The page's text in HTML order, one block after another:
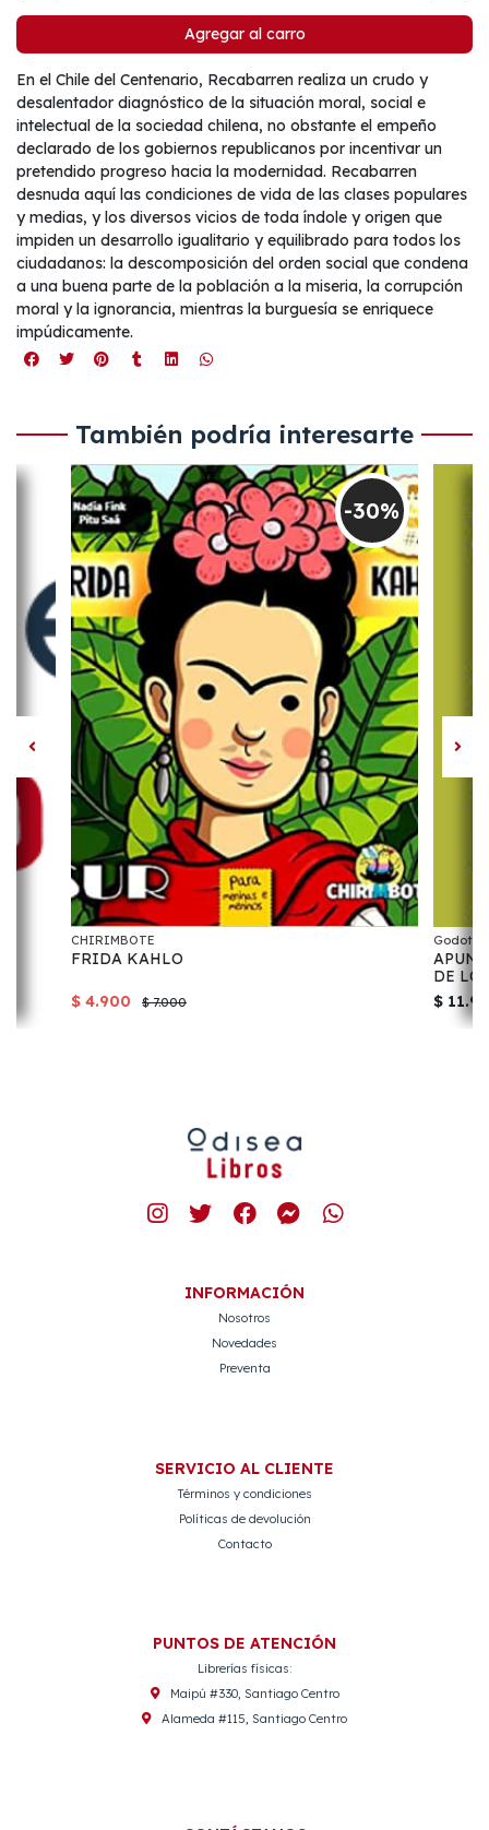
Agregar al carro
En el Chile del Centenario, Recabarren realiza un crudo y
desalentador diagnóstico de la situación moral, social e
intelectual de la sociedad chilena, no obstante el empeño
declarado de los gobiernos republicanos por incentivar un
pretendido progreso hacia la modernidad. Recabarren
desnuda aquí las condiciones de vida de las clases populares
y medias, y los diversos vicios de toda índole y origen que
impiden un desarrollo igualitario y equilibrado para todos los
ciudadanos: la descomposición del orden social que condena
a una buena parte de la población a la miseria, la corrupción
moral y la ignorancia, mientras la burguesía se enriquece
impúdicamente.
También podría interesarte
-30%
CHIRIMBOTE
FRIDA KAHLO
$ 4.900 $ 7.000
Godot
DE
$
INFORMACIÓN
Nosotros
Novedades
Preventa
SERVICIO AL CLIENTE
Términos y condiciones
Políticas de devolución
Contacto
PUNTOS DE ATENCIÓN
Librerías físicas:
Maipú #330, Santiago Centro
Alameda #115, Santiago Centro